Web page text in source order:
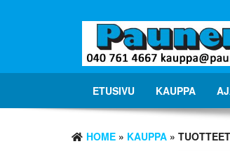
ETUSIVU KAUPPA
HOME » KAUPPA »